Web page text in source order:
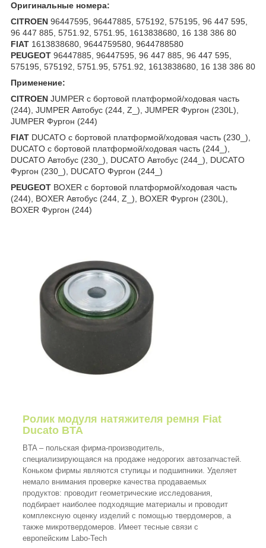
Оригинальные номера:
CITROEN 96447595, 96447885, 575192, 575195, 96 447 595,
96 447 885, 5751.92, 5751.95, 1613838680, 16 138 386 80
FIAT 1613838680, 9644759580, 9644788580
PEUGEOT 96447885, 96447595, 96 447 885, 96 447 595,
575195, 575192, 5751.95, 5751.92, 1613838680, 16 138 386 80
Применение:
CITROEN JUMPER c бортовой платформой/ходовая часть
(244), JUMPER Автобус (244, Z_), JUMPER Фургон (230L),
JUMPER Фургон (244)
FIAT DUCATO c бортовой платформой/ходовая часть (230_),
DUCATO c бортовой платформой/ходовая часть (244_),
DUCATO Автобус (230_), DUCATO Автобус (244_), DUCATO
Фургон (230_), DUCATO Фургон (244_)
PEUGEOT BOXER c бортовой платформой/ходовая часть
(244), BOXER Автобус (244, Z_), BOXER Фургон (230L),
BOXER Фургон (244)
Ролик модуля натяжителя ремня Fiat
Ducato BTA
BTA – польская фирма-производитель,
специализирующаяся на продаже недорогих автозапчастей.
Коньком фирмы являются ступицы и подшипники. Уделяет
немало внимания проверке качества продаваемых
продуктов: проводит геометрические исследования,
подбирает наиболее подходящие материалы и проводит
комплексную оценку изделий с помощью твердомеров, а
также микротвердомеров. Имеет тесные связи с
европейским Labo-Tech